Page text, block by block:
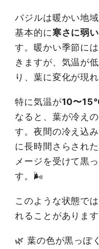
バジルは暖かい地
基本的に寒さに弱
す。暖かい季節に
きますが、気温が
り、葉に変化が現
特に気温が10〜
なると、葉が冷え
す。夜間の冷え込
に長時間さらされ
メージを受けて黒
す。🌬️
このような状態で
れることがあります
🌿 葉の色が黒っぽ